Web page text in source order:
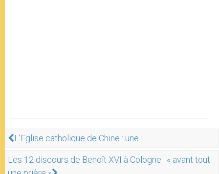
L’Eglise catholique de Chine : une !
Les 12 discours de Benoît XVI à Cologne : « avant tout